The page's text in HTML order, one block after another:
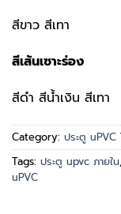
สีขาว สีเทา
สีเส้นเซาะร่อง
สีดำ สีน้ำเงิน สีเทา
Category: ประตู uPVC
Tags: ประตู upvc ภายใน,
uPVC